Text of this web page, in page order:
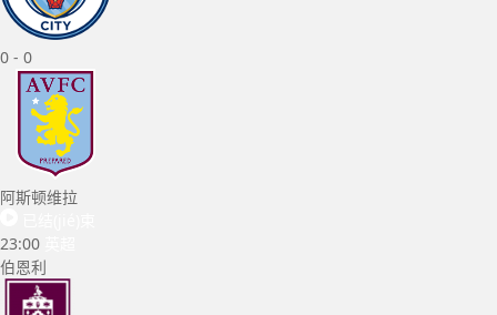
0 - 0
阿斯顿维拉
23:00
伯恩利